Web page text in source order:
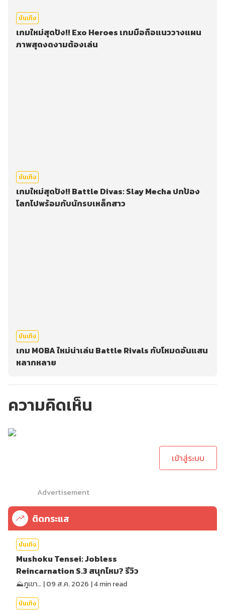
บันเทิง
เกมใหม่สุดปัง!! Exo Heroes เกมมือถือแนววางแผน
ภาพสุดงดงามต้องเล่น
บันเทิง
เกมใหม่สุดปัง!! Battle Divas: Slay Mecha ปกป้อง
โลกไปพร้อมกับนักรบเหล็กสาว
บันเทิง
เกม MOBA ใหม่น่าเล่น Battle Rivals กับโหมดอันแสน
หลากหลาย
ความคิดเห็น
เข้าสู่ระบบ
Advertisement
ติดกระแส
บันเทิง
Mushoku Tensei: Jobless
Reincarnation S.3 สนุกไหม? รีวิว
⛰️ภูเขาเล่าไปเรื่อย⛰️ |09 ส.ค. 2026 |4min read
บันเทิง